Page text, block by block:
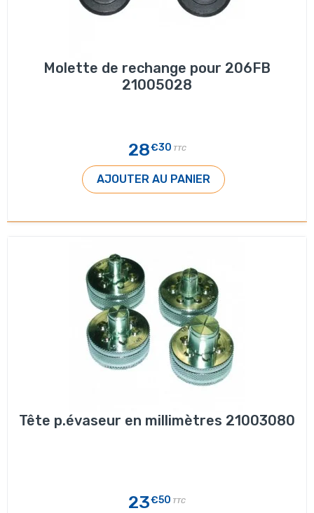
Molette de rechange pour 206FB
21005028
28€30 TTC
AJOUTER AU PANIER
Tête p.évaseur en millimètres 21003080
23€50 TTC